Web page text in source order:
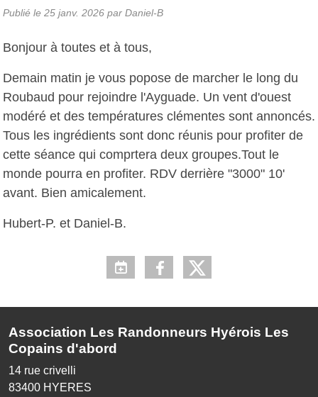
Publié le 25 janv. 2026 par Daniel-B
Bonjour à toutes et à tous,
Demain matin je vous popose de marcher le long du
Roubaud pour rejoindre l'Ayguade. Un vent d'ouest
modéré et des températures clémentes sont annoncés.
Tous les ingrédients sont donc réunis pour profiter de
cette séance qui comprtera deux groupes.Tout le
monde pourra en profiter. RDV derrière "3000" 10'
avant. Bien amicalement.
Hubert-P. et Daniel-B.
Association Les Randonneurs Hyérois Les
Copains d'abord
14 rue crivelli
83400 HYERES